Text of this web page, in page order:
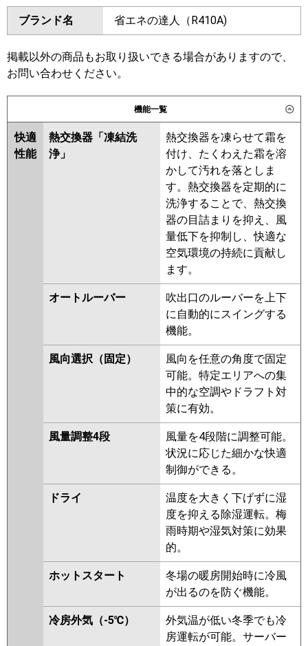
三菱電機 PKZD-ERMP224L6 PKZD-
ERMP224LL6
日立 RPK-GP224RSHW5
三菱重工
パナソニック PA-P224K7HVC PA-P224K7HVCX
ダイキン SZRA224BANW SZRA224BAW
SZRA224BW SZRA224BNW
SZRA224AW SZRA224ANW
SZZA224CJW SZZA224CJNW
RKSF22443MUB RKSF22443MU
RKSF22443XU
RKSF22433X AKSF22437M
AKSF22437X AKSF22467X
AKSF22467M
PKZD-ERMP224L5 PKZD-
ERMP224LL5 PKZD-ERMP224L4
PKZD-ERMP224LL4 PKZD-
ERMP224LL3 PKZD-ERMP224L3
PKZD-ERMP224LL2 PKZD-
ERMP224L2 PKZD-ERMP224KZ
PKZD-ERMP224KLZ PKZD-
ERP224KY PKZD-ERP224KLY
PKZD-ERP224KLV
ERP224KV
RPK-GP224RSHW4 RPK-
GP224RSHW3 RPK-GP224RSHW2
RPK-GP224RSHW1
GP224RSHW RPK-AP224SHW9-
RPK-AP224SHW9 RPK-
AP224SHW8-kobe
三菱重工
PA-P224K7HVBX
PA-P224K7HVB
PA-P224K7HV PA-P224K6HVB
PA-P224K6HVA
ブランド名 省エネの達人（R410A)
掲載以外の商品もお取り扱いできる場合がありますので、
お問い合わせください。
機能一覧
快適
性能
熱交換器「凍結洗
浄」
熱交換器を凍らせて霜を
付け、たくわえた霜を溶
かして汚れを落としま
す。熱交換器を定期的に
洗浄することで、熱交換
器の目詰まりを抑え、風
量低下を抑制し、快適な
空気環境の持続に貢献し
ます。
オートルーバー
吹出口のルーバーを上下
に自動的にスイングする
機能。
風向選択（固定）
風向を任意の角度で固定
可能。特定エリアへの集
中的な空調やドラフト対
策に有効。
風量調整4段
風量を4段階に調整可能。
状況に応じた細かな快適
制御ができる。
ドライ
温度を大きく下げずに湿
度を抑える除湿運転。梅
雨時期や湿気対策に効果
的。
ホットスタート
冬場の暖房開始時に冷風
が出るのを防ぐ機能。
冷房外気（-5℃）
外気温が低い冬季でも冷
房運転が可能。サーバー